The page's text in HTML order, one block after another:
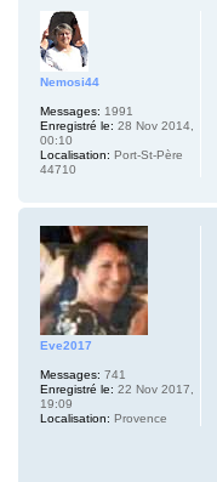
Nemosi44
Messages: 1991
Enregistré le: 28 Nov 2014,
00:10
Localisation: Port-St-Père
44710
Eve2017
Messages: 741
Enregistré le: 22 Nov 2017,
19:09
Localisation: Provence